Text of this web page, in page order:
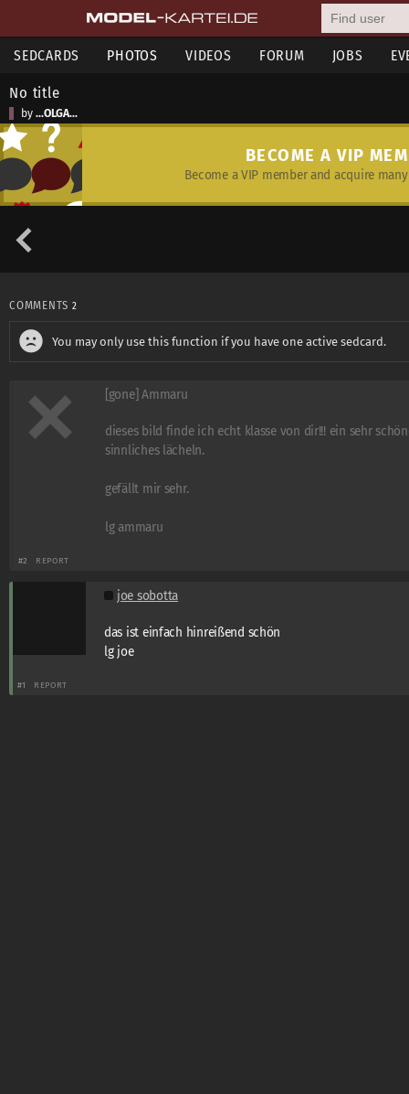
SEDCARDS PHOTOS VIDEOS FORUM JOBS
No title
by ...OLGA...
BECOME A VIP
Become a VIP member and acquire
COMMENTS 2
You may only use this function if you have one active sedcard.
[gone] Ammaru
dieses bild finde ich echt klasse von dir!!! ein sehr
sinnliches lächeln.
gefällt mir sehr.
lg ammaru
#2 REPORT
joe sobotta
das ist einfach hinreißend schön
lg joe
#1 REPORT